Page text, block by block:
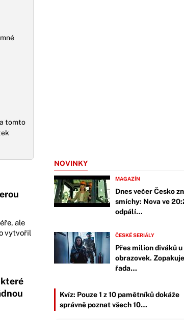
tomto
ale
vytvořil
NOVINKY
MAGAZÍN
Dnes večer Česko
smíchy: Nova ve
odpálí…
ČESKÉ SERIÁLY
Přes milion diváků u
obrazovek.
řada…
Kvíz: Pouze 1 z 10 pamětníků dokáže
správně poznat všech 10…